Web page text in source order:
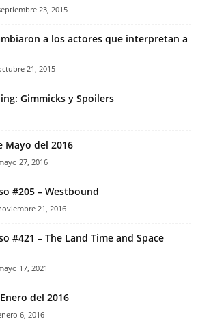
23, 2015
a los actores que interpretan a
21, 2015
Gimmicks y Spoilers
Mayo del 2016
27, 2016
#205 – Westbound
21, 2016
#421 – The Land Time and Space
17, 2021
del 2016
6, 2016